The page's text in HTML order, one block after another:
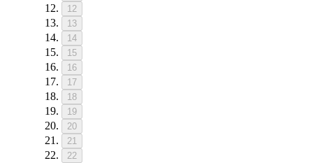
12
13
14
15
16
17
18
19
20
21
22